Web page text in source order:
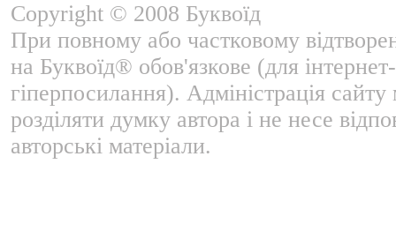
Copyright © 2008 Буквоїд
При повному або частковому
на Буквоїд® обов'язкове (для
гіперпосилання). Адміністрація
розділяти думку автора і не несе
авторські матеріали.